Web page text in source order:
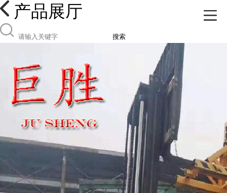
产品展厅
搜索